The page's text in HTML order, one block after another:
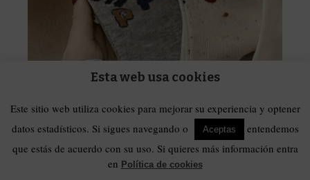
Regalos para ella,Regalos para
niñ@s,Ropa
Calcetines medianos gatos y oso
Esta web usa cookies
Este sitio web utiliza cookies para mejorar su experiencia y optener
datos estadísticos. Si sigues navegando o
Aceptas
entendemos
que estás de acuerdo con su uso. Si quieres más información entra
en Política de cookies